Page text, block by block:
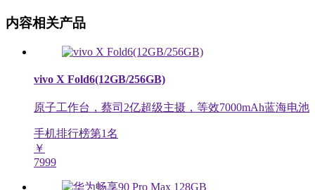
内容相关产品
vivo X Fold6(12GB/256GB)
原子工作台，蔡司2亿超级主摄，等效7000mAh蓝海电池
手机排行榜第1名
￥
7999